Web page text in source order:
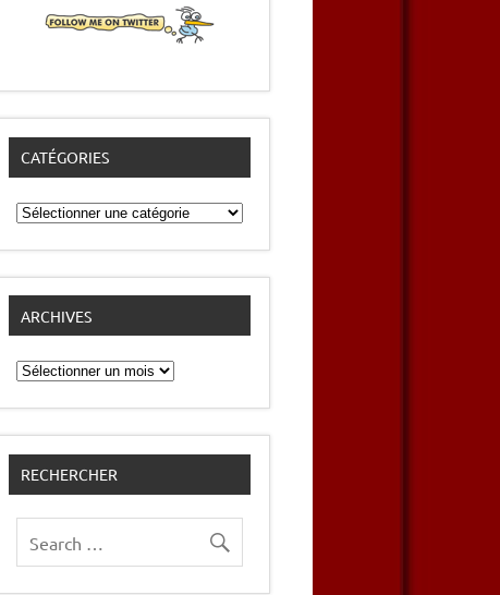
CATÉGORIES
Catégories
ARCHIVES
Archives
RECHERCHER